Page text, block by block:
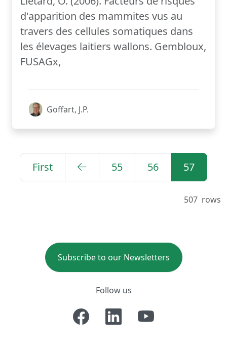
d'apparition des mammites vus au
travers des cellules somatiques dans
les élevages laitiers wallons. Gembloux,
FUSAGx,
Goffart, J.P.
First 55 56 57
507 rows
Subscribe to our Newsletters
Follow us